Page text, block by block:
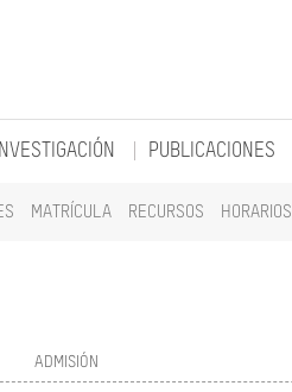
MATRÍCULA RECURSOS HORARIOS
INVESTIGACIÓN PUBLICACIONES
ADMISIÓN